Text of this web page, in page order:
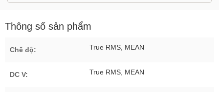
Thông số sản phẩm
Chế độ: True RMS, MEAN
DC V: True RMS, MEAN